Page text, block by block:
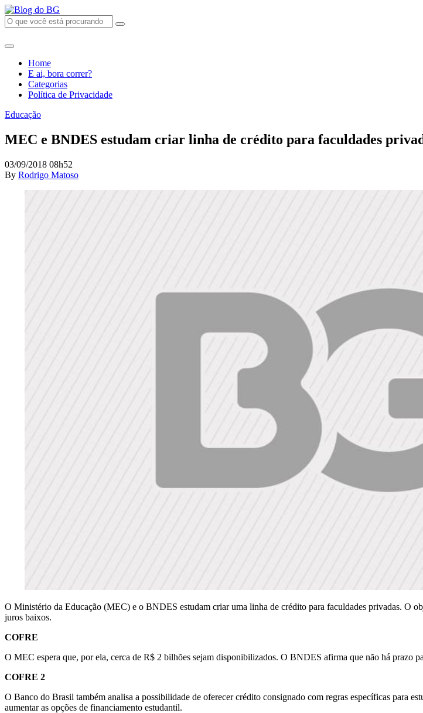
Home
E ai, bora correr?
Categorias
Política de Privacidade
Educação
MEC e BNDES estudam criar linha de crédito para faculdades
03/09/2018 08h52
By Rodrigo Matoso
O Ministério da Educação (MEC) e o BNDES estudam criar uma linha de crédito para faculdades privadas. O
juros baixos.
COFRE
O MEC espera que, por ela, cerca de R$ 2 bilhões sejam disponibilizados. O BNDES afirma que não há prazo
COFRE 2
O Banco do Brasil também analisa a possibilidade de oferecer crédito consignado com regras específicas para
aumentar as opções de financiamento estudantil.